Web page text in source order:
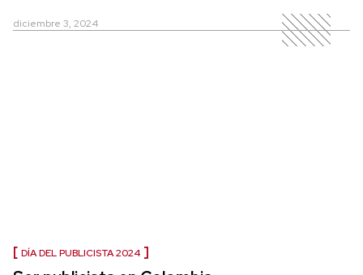
diciembre 3, 2024
DÍA DEL PUBLICISTA 2024